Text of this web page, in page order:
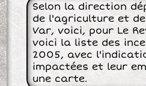
Selon la direction
de l'agriculture et
Var, voici, pour Le
voici la liste des
2005, avec
impactées et leur
une carte.